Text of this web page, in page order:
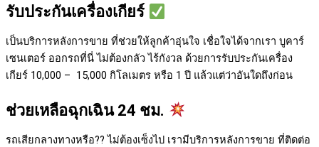
รับประกันเครื่องเกียร์
เป็นบริการหลังการขาย ที่ช่วยให้ลูกค้าอุ่นใจ เชื่อใจได้จากเรา บูคาร์
เซนเตอร์ ออกรถที่นี่ ไม่ต้องกลัว ไร้กังวล ด้วยการรับประกันเครื่อง
เกียร์ 10,000 – 15,000 กิโลเมตร หรือ 1 ปี แล้วแต่ว่าอันใดถึงก่อน
ช่วยเหลือฉุกเฉิน 24 ชม.
รถเสียกลางทางหรือ?? ไม่ต้องเซ็งไป เรามีบริการหลังการขาย ที่ติดต่อ